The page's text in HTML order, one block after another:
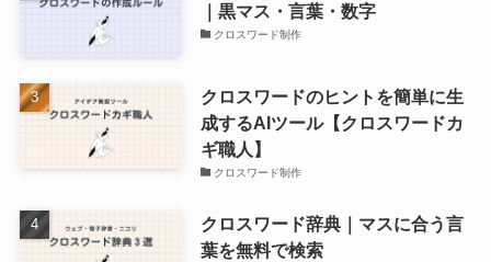
｜黒マス・言葉・数字
クロスワード制作
クロスワードのヒントを簡単に生
成するAIツール【クロスワードカ
ギ職人】
クロスワード制作
クロスワード辞典｜マスに合う言
葉を無料で検索